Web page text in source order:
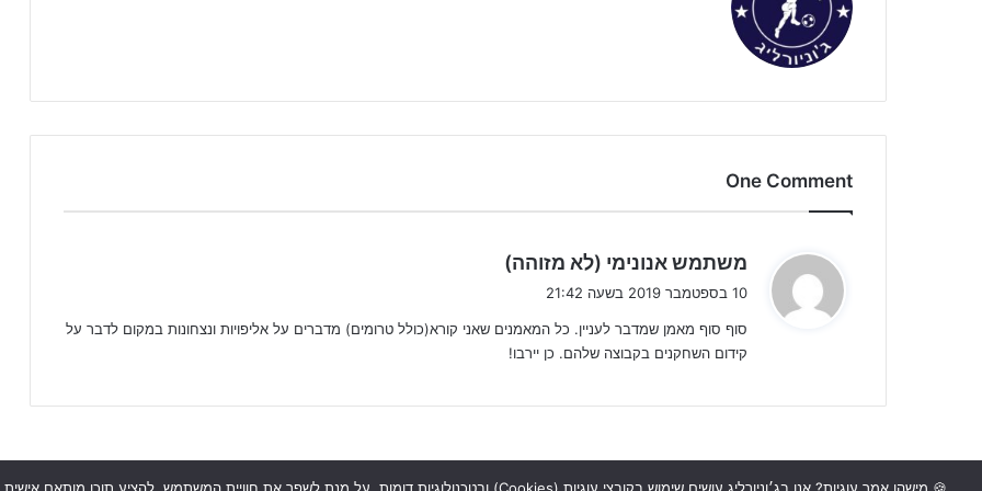
One Comment
משתמש אנונימי (לא מזוהה)
ב
10 בספטמבר 2019 בשעה 21:42
סוף סוף מאמן שמדבר לעניין. כל המאמנים שאני קורא(כולל טרומים) מדברים על אליפויות ונצחונות במקום לדבר על
קידום השחקנים בקבוצה שלהם. כן יירבו!